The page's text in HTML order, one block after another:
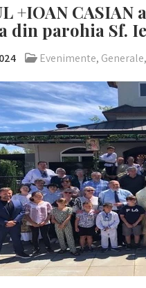
+IOAN
din parohia Sf.
Evenimente, Generale,